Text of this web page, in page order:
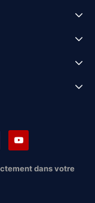
dans votre